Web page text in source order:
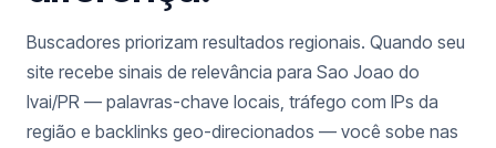
Buscadores priorizam resultados regionais. Quando seu
site recebe sinais de relevância para Sao Joao do
Ivai/PR — palavras-chave locais, tráfego com IPs da
região e backlinks geo-direcionados — você sobe nas